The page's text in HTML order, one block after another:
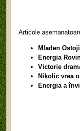
Articole
Mladen
Energia
Victorie
Nikolic vrea
Energia a